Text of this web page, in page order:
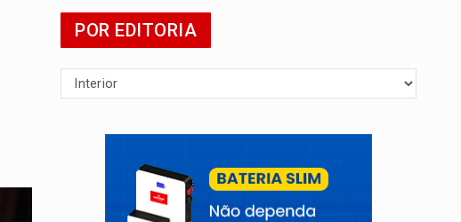
POR EDITORIA